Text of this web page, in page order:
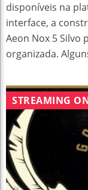
disponíveis na
interface, a
Aeon Nox 5 Silvo
organizada.
STREAMING